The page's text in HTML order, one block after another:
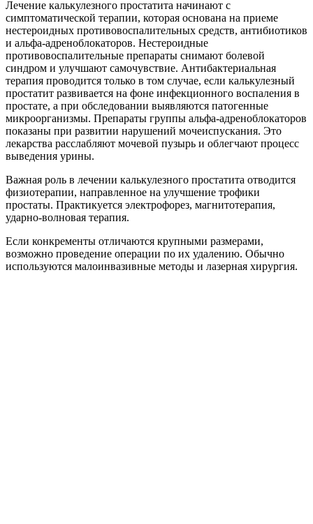
Лечение калькулезного простатита начинают с
симптоматической терапии, которая основана на приеме
нестероидных противовоспалительных средств, антибиотиков
и альфа-адреноблокаторов. Нестероидные
противовоспалительные препараты снимают болевой
синдром и улучшают самочувствие. Антибактериальная
терапия проводится только в том случае, если калькулезный
простатит развивается на фоне инфекционного воспаления в
простате, а при обследовании выявляются патогенные
микроорганизмы. Препараты группы альфа-адреноблокаторов
показаны при развитии нарушений мочеиспускания. Это
лекарства расслабляют мочевой пузырь и облегчают процесс
выведения урины.
Важная роль в лечении калькулезного простатита отводится
физиотерапии, направленное на улучшение трофики
простаты. Практикуется электрофорез, магнитотерапия,
ударно-волновая терапия.
Если конкременты отличаются крупными размерами,
возможно проведение операции по их удалению. Обычно
используются малоинвазивные методы и лазерная хирургия.